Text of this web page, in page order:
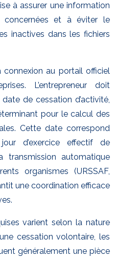
à assurer une information
concernées et à éviter le
inactives dans les fichiers
au portail officiel
L’entrepreneur doit
de cessation d’activité,
pour le calcul des
Cette date correspond
d’exercice effectif de
transmission automatique
organismes (URSSAF,
une coordination efficace
varient selon la nature
cessation volontaire, les
généralement une pièce